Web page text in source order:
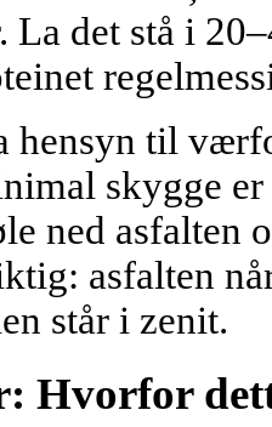
La det stå i
hensyn til
skygge
ned asfalten
asfalten
står i zenit.
Hvorfor